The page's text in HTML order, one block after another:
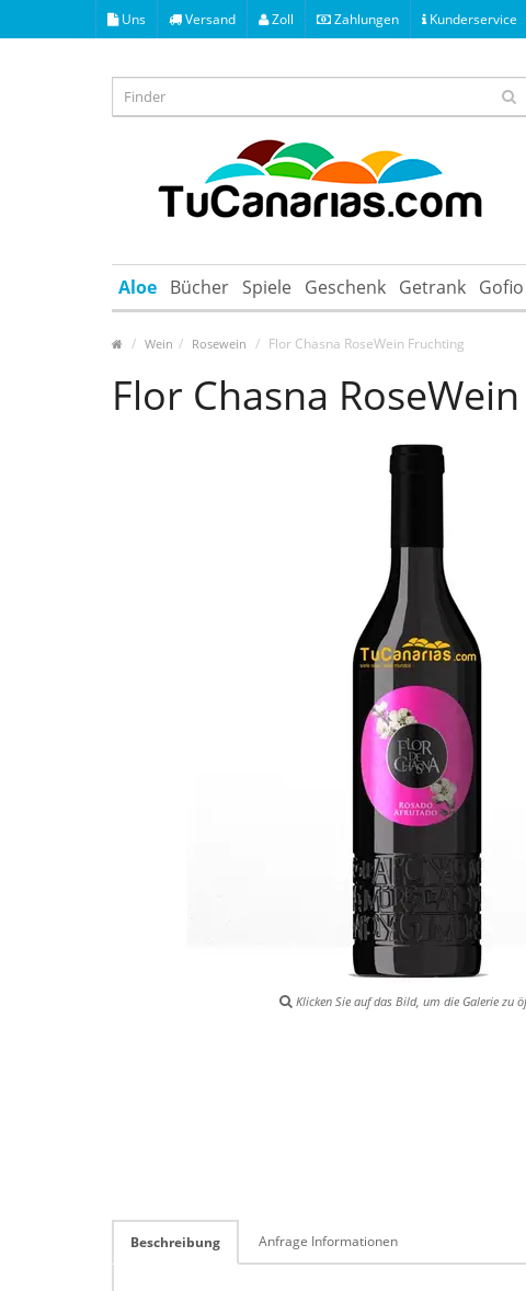
Uns Versand Zoll Zahlungen Kunderservice
Aloe Bücher Spiele Geschenk Getrank Gofio
Wein Rosewein Flor Chasna RoseWein Fruchting
Flor Chasna
Klicken Sie auf das Bild, um die Galerie zu
Beschreibung Anfrage Informationen